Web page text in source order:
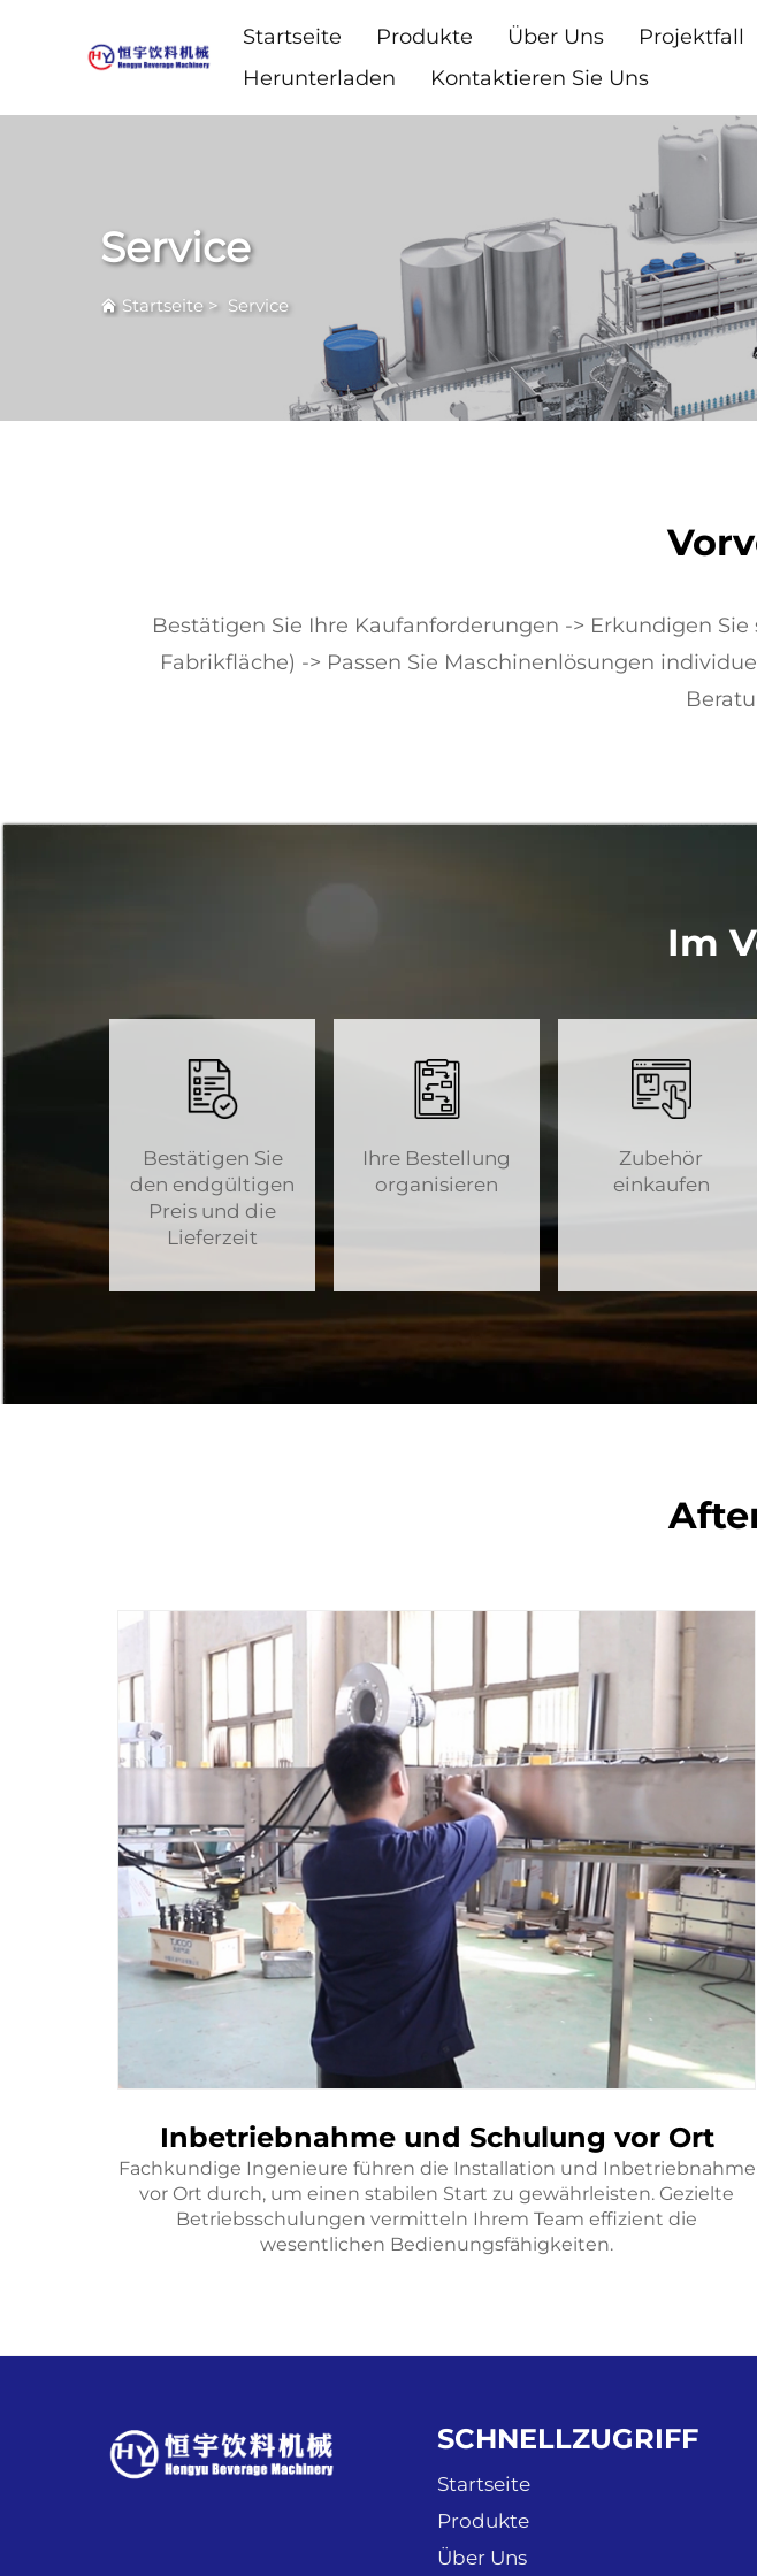
Startseite Produkte Über Uns Projektfall
Herunterladen
Kontaktieren Sie Uns
Service
Startseite > Service
Bestätigen Sie Ihre Kaufanforderungen -> Erkundigen
Fabrikfläche) -> Passen Sie Maschinenlösungen
Im
Bestätigen Sie
den endgültigen
Preis und die
Lieferzeit
Ihre Bestellung
organisieren
Zubehör
einkaufen
Inbetriebnahme und Schulung vor Ort
Fachkundige Ingenieure führen die Installation und Inbetriebnahme
vor Ort durch, um einen stabilen Start zu gewährleisten. Gezielte
Betriebsschulungen vermitteln Ihrem Team effizient die
wesentlichen Bedienungsfähigkeiten.
SCHNELLZUGRIFF
Startseite
Produkte
Über Uns